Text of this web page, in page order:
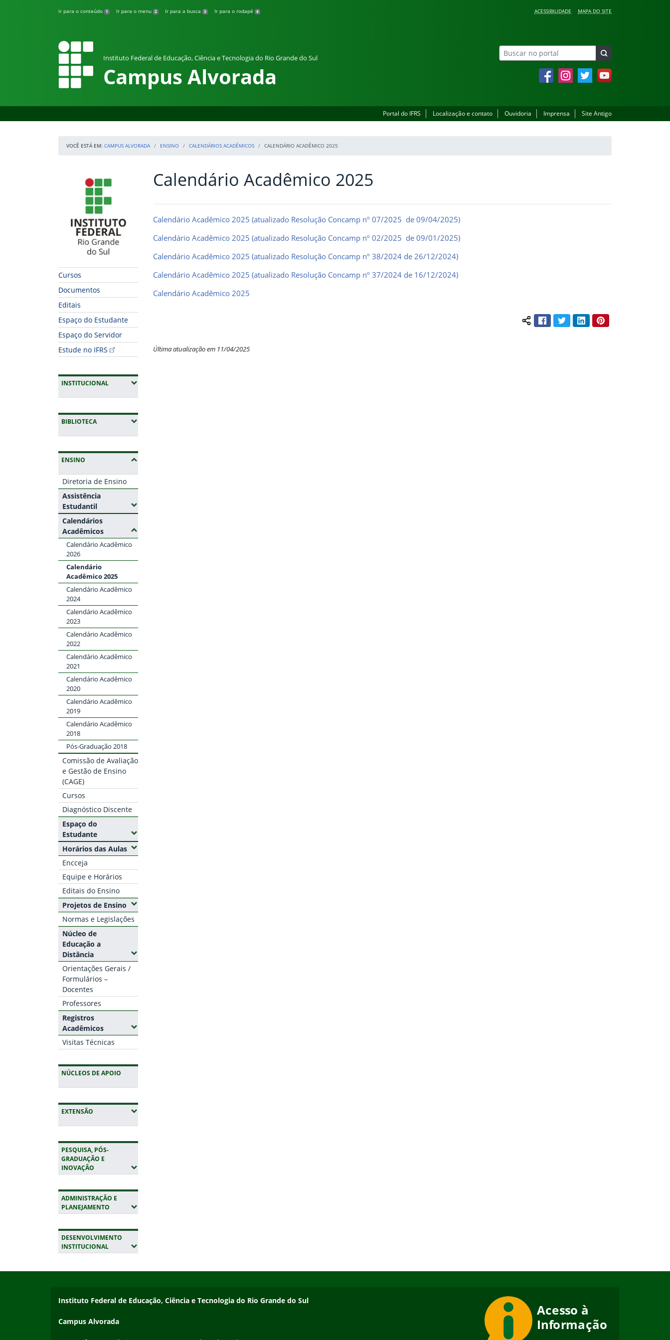
Ir para o conteúdo 1 Ir para o menu 2 Ir para a busca 3 Ir para o rodapé 4 ACESSIBILIDADE MAPA DO SITE
Instituto Federal de Educação, Ciência e Tecnologia do Rio Grande do Sul
Campus Alvorada FacebookInstagramTwitter YouTube
Portal do IFRS Localização e contato Ouvidoria Imprensa Site Antigo
VOCÊ ESTÁ EM: CAMPUS ALVORADA ENSINO CALENDÁRIOS ACADÊMICOS CALENDÁRIO ACADÊMICO 2025
Início da navegação
Cursos
Documentos
Editais
Espaço do Estudante
Espaço do Servidor
Estude no IFRS
INSTITUCIONAL(EXPANDIR SUBMENUS)
BIBLIOTECA(EXPANDIR SUBMENUS)
ENSINO (OCULTAR SUBMENUS)
Diretoria de Ensino
Assistência
Estudantil(Expandir submenus)
Calendários
Acadêmicos(Ocultar submenus)
Calendário Acadêmico
2026
Calendário
Acadêmico 2025
Calendário Acadêmico
2024
Calendário Acadêmico
2023
Calendário Acadêmico
2022
Calendário Acadêmico
2021
Calendário Acadêmico
2020
Calendário Acadêmico
2019
Calendário Acadêmico
2018
Pós-Graduação 2018
Comissão de Avaliação
e Gestão de Ensino
(CAGE)
Cursos
Diagnóstico Discente
Espaço do
Estudante(Expandir submenus)
Horários das Aulas(Expandir submenus)
Encceja
Equipe e Horários
Editais do Ensino
Projetos de Ensino (Expandir submenus)
Normas e Legislações
Núcleo de
Educação a
Distância(Expandir submenus)
Orientações Gerais /
Formulários –
Docentes
Professores
Registros
Acadêmicos(Expandir submenus)
Visitas Técnicas
NÚCLEOS DE APOIO
EXTENSÃO (EXPANDIR SUBMENUS)
PESQUISA, PÓS-
GRADUAÇÃO E
INOVAÇÃO (EXPANDIR SUBMENUS)
ADMINISTRAÇÃO E
PLANEJAMENTO (EXPANDIR SUBMENUS)
DESENVOLVIMENTO
INSTITUCIONAL(EXPANDIR SUBMENUS)
Início do conteúdo
Calendário Acadêmico 2025
Calendário Acadêmico 2025 (atualizado Resolução Concamp nº 07/2025 de 09/04/2025)
Calendário Acadêmico 2025 (atualizado Resolução Concamp nº 02/2025 de 09/01/2025)
Calendário Acadêmico 2025 (atualizado Resolução Concamp nº 38/2024 de 26/12/2024)
Calendário Acadêmico 2025 (atualizado Resolução Concamp nº 37/2024 de 16/12/2024)
Calendário Acadêmico 2025
Compartilhar conteúdo:
FacebookTwitterLinkedInPinterest
Última atualização em 11/04/2025
Endereço
Instituto Federal de Educação, Ciência e Tecnologia do Rio Grande do Sul
Campus Alvorada